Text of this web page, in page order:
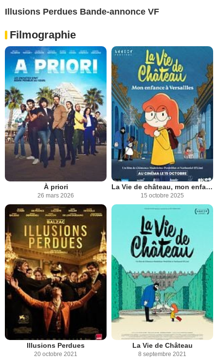
Illusions Perdues Bande-annonce VF
Filmographie
À priori
26 mars 2026
La Vie de château, mon enfance à Versailles
15 octobre 2025
Illusions Perdues
20 octobre 2021
La Vie de Château
8 septembre 2021